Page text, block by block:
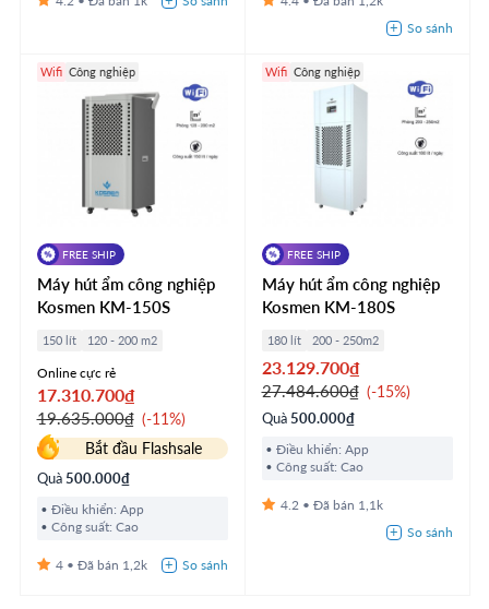
Wifi Công nghiệp
FREE SHIP
Máy hút ẩm công nghiệp
Kosmen KM-150S
150 lít 120 - 200 m2
Online cực rẻ
17.310.700₫
19.635.000₫
-11%
Bắt đầu Flashsale
Quà500.000₫
Điều khiển: App
Công suất: Cao
4 1,2k
Wifi Công nghiệp
FREE SHIP
Máy hút ẩm công nghiệp
Kosmen KM-180S
180 lít 200 - 250m2
23.129.700₫
27.484.600₫ -15%
Quà500.000₫
Điều khiển: App
Công suất: Cao
4.2 1,1k